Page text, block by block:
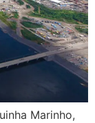
Marinho,